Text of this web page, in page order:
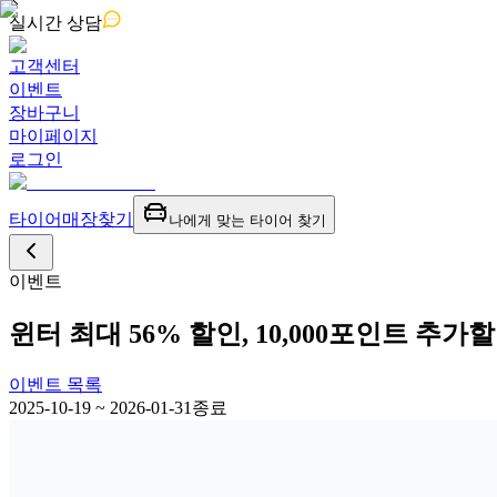
실시간 상담
고객센터
이벤트
장바구니
마이페이지
로그인
타이어 매장찾기 나에게 맞는 타이어 찾기
이벤트
윈터 최대 56% 할인, 10,000포인트 추가
이벤트 목록
2025-10-19 ~ 2026-01-31 종료